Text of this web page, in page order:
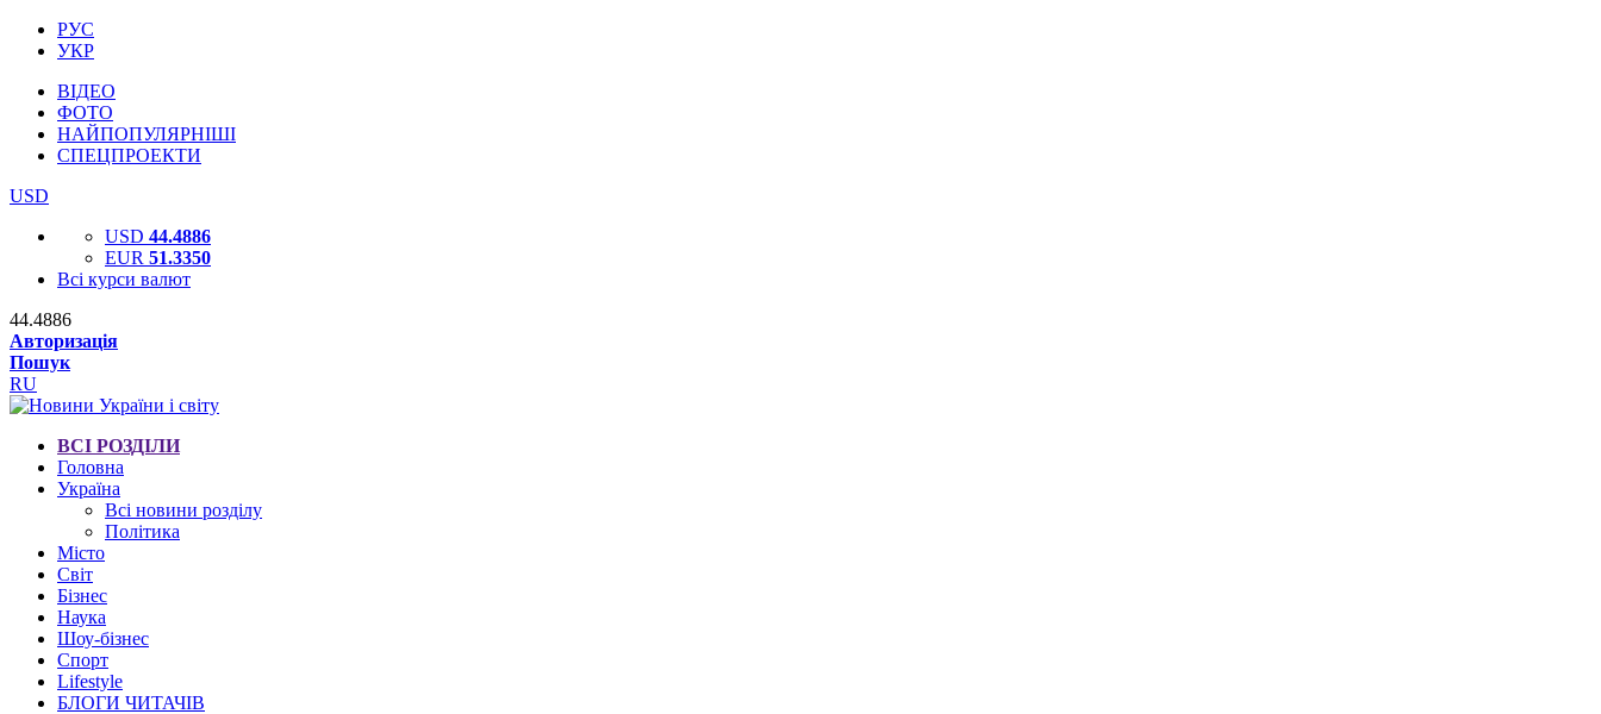
РУС
УКР
ВІДЕО
ФОТО
НАЙПОПУЛЯРНІШІ
СПЕЦПРОЕКТИ
USD
USD 44.4886
EUR 51.3350
Всі курси валют
44.4886
Авторизація
Пошук
RU
ВСІ РОЗДІЛИ
Головна
Україна
Всі новини розділу
Політика
Місто
Світ
Бізнес
Наука
Шоу-бізнес
Спорт
Lifestyle
БЛОГИ ЧИТАЧІВ